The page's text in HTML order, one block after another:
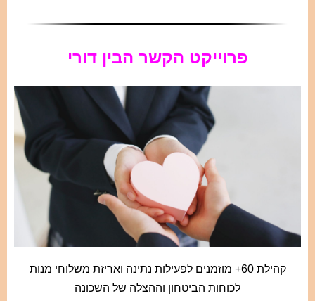
פרוייקט הקשר הבין דורי
קהילת 60+ מוזמנים לפעילות נתינה
ואריזת משלוחי מנות
לכוחות הביטחון וההצלה של השכונה